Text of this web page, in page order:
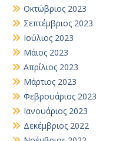
Οκτώβριος 2023
Σεπτέμβριος 2023
Ιούλιος 2023
Μάιος 2023
Απρίλιος 2023
Μάρτιος 2023
Φεβρουάριος 2023
Ιανουάριος 2023
Δεκέμβριος 2022